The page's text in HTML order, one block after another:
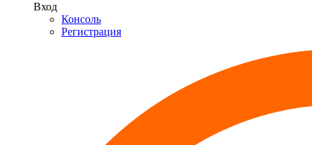
Вход
Консоль
Регистрация